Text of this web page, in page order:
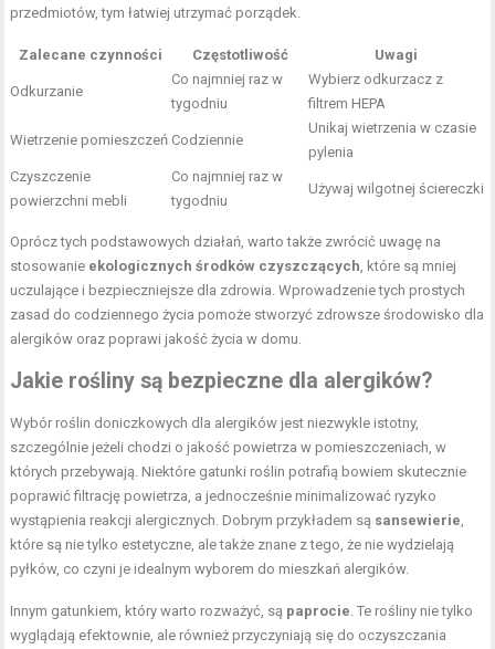
przedmiotów, tym łatwiej utrzymać porządek.
Zalecane czynności Częstotliwość Uwagi
Odkurzanie
Co najmniej raz w
tygodniu
Wybierz odkurzacz z
filtrem HEPA
Wietrzenie pomieszczeń Codziennie
Unikaj wietrzenia w czasie
pylenia
Czyszczenie
powierzchni mebli
Co najmniej raz w
tygodniu
Używaj wilgotnej ściereczki
Oprócz tych podstawowych działań, warto także zwrócić uwagę na
stosowanie ekologicznych środków czyszczących , które są mniej
uczulające i bezpieczniejsze dla zdrowia. Wprowadzenie tych prostych
zasad do codziennego życia pomoże stworzyć zdrowsze środowisko dla
alergików oraz poprawi jakość życia w domu.
Jakie rośliny są bezpieczne dla alergików?
Wybór roślin doniczkowych dla alergików jest niezwykle istotny,
szczególnie jeżeli chodzi o jakość powietrza w pomieszczeniach, w
których przebywają. Niektóre gatunki roślin potrafią bowiem skutecznie
poprawić filtrację powietrza, a jednocześnie minimalizować ryzyko
wystąpienia reakcji alergicznych. Dobrym przykładem są sansewierie
które są nie tylko estetyczne, ale także znane z tego, że nie wydzielają
pyłków, co czyni je idealnym wyborem do mieszkań alergików.
Innym gatunkiem, który warto rozważyć, są paprocie . Te rośliny nie tylko
wyglądają efektownie, ale również przyczyniają się do oczyszczania